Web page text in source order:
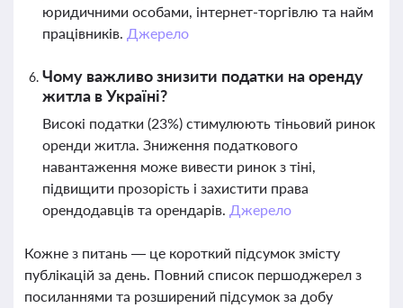
юридичними особами, інтернет-торгівлю та найм
працівників. Джерело
Чому важливо знизити податки на оренду
житла в Україні?
Високі податки (23%) стимулюють тіньовий ринок
оренди житла. Зниження податкового
навантаження може вивести ринок з тіні,
підвищити прозорість і захистити права
орендодавців та орендарів. Джерело
Кожне з питань — це короткий підсумок змісту
публікацій за день. Повний список першоджерел з
посиланнями та розширений підсумок за добу